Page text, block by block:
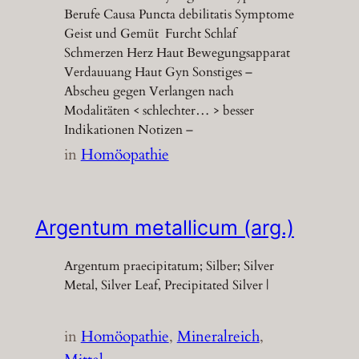
Berufe Causa Puncta debilitatis Symptome
Geist und Gemüt Furcht Schlaf
Schmerzen Herz Haut Bewegungsapparat
Verdauuang Haut Gyn Sonstiges –
Abscheu gegen Verlangen nach
Modalitäten < schlechter… > besser
Indikationen Notizen –
inHomöopathie
Argentum metallicum (arg.)
Argentum praecipitatum; Silber; Silver
Metal, Silver Leaf, Precipitated Silver |
inHomöopathie, Mineralreich